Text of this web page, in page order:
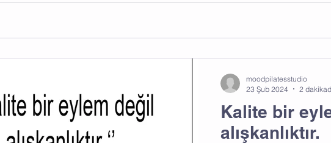
Kalite bir
alışkanlıktır.
moodpilatesstudio
23 Şub 2024
2